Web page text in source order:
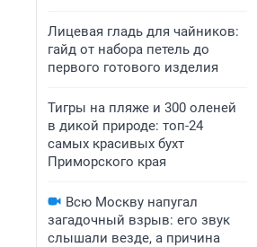
Лицевая гладь для чайников:
гайд от набора петель до
первого готового изделия
Тигры на пляже и 300 оленей
в дикой природе: топ-24
самых красивых бухт
Приморского края
Всю Москву напугал
загадочный взрыв: его звук
слышали везде, а причина